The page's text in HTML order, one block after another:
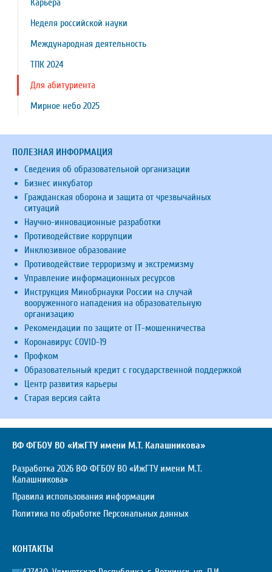
Карьера
Неделя российской науки
Международная деятельность
ТПК 2024
Для абитуриента
Мирное небо 2025
ПОЛЕЗНАЯ ИНФОРМАЦИЯ
Сведения об образовательной организации
Бизнес инкубатор
Гражданская оборона и защита от чрезвычайных
ситуаций
Научно-инновационные разработки
Противодействие коррупции
Инклюзивное образование
Противодействие терроризму и экстремизму
Управление информационных ресурсов
Инструкция Минобрнауки России на случай
вооруженного нападения на образовательную
организацию
Рекомендации по защите от IT-мошенничества
Коронавирус COVID-19
Профком
Образовательный кредит с государственной поддержкой
Центр развития карьеры
Старая версия сайта
ВФ ФГБОУ ВО «ИжГТУ имени М.Т. Калашникова»
Разработка 2026 ВФ ФГБОУ ВО «ИжГТУ имени М.Т.
Калашникова»
Правила использования информации
Политика по обработке Персональных данных
КОНТАКТЫ